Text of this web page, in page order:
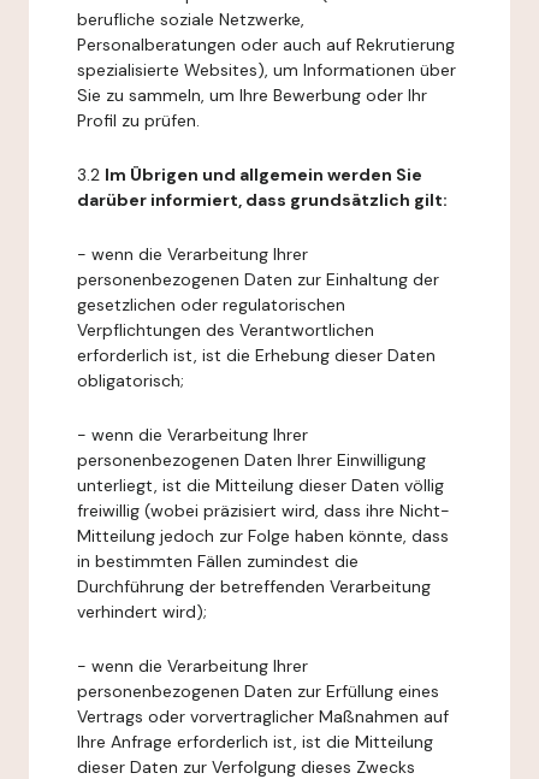
berufliche soziale Netzwerke,
Personalberatungen oder auch auf Rekrutierung
spezialisierte Websites), um Informationen über
Sie zu sammeln, um Ihre Bewerbung oder Ihr
Profil zu prüfen.
3.2 Im Übrigen und allgemein werden Sie
darüber informiert, dass grundsätzlich gilt:
- wenn die Verarbeitung Ihrer
personenbezogenen Daten zur Einhaltung der
gesetzlichen oder regulatorischen
Verpflichtungen des Verantwortlichen
erforderlich ist, ist die Erhebung dieser Daten
obligatorisch;
- wenn die Verarbeitung Ihrer
personenbezogenen Daten Ihrer Einwilligung
unterliegt, ist die Mitteilung dieser Daten völlig
freiwillig (wobei präzisiert wird, dass ihre Nicht-
Mitteilung jedoch zur Folge haben könnte, dass
in bestimmten Fällen zumindest die
Durchführung der betreffenden Verarbeitung
verhindert wird);
- wenn die Verarbeitung Ihrer
personenbezogenen Daten zur Erfüllung eines
Vertrags oder vorvertraglicher Maßnahmen auf
Ihre Anfrage erforderlich ist, ist die Mitteilung
dieser Daten zur Verfolgung dieses Zwecks